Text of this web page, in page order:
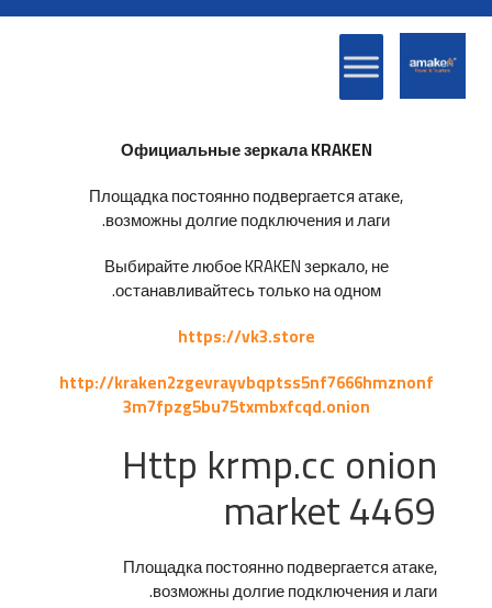
Официальные зеркала KRAKEN
Площадка постоянно подвергается атаке,
возможны долгие подключения и лаги.
Выбирайте любое KRAKEN зеркало, не
останавливайтесь только на одном.
https://vk3.store
http://kraken2zgevrayvbqptss5nf7666hmznonf
3m7fpzg5bu75txmbxfcqd.onion
Http krmp.cc onion
market 4469
Площадка постоянно подвергается атаке,
возможны долгие подключения и лаги.